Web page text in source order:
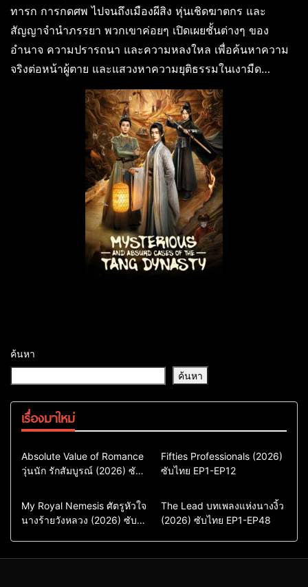
ทารก การกดศพ ไปจนถึงเมืองผีสิง หุ่นเชิดฆาตกร และ
สัญญาจำนำภรรยา พวกเขาค่อยๆ เปิดเผยชั้นต่างๆ ของ
อำนาจ ความปรารถนา และความหลงใหล เพื่อค้นหาความ
จริงต่อหน้าผู้ตาย และแสวงหาความยุติธรรมในเงามืด…
ค้นหา
ค้นหา
เรื่องมาใหม่
Comedy
Drama
ซีรี่ย์เกาหลี
ซีรี่ย์เกาหลีพากย์ไทย
Absolute Value of Romance
วุ่นนัก รักสัมบูรณ์ (2026) ซับ
Action & Adventure
Comedy
Drama
ซีรี่ย์เกาหลีซับไทย
Fifties Professionals (2026)
ซับไทย EP1-EP12
Comedy
Drama
Sci-Fi & Fantasy
My Royal Nemesis ศัตรูหัวใจ
นางร้ายวังหลวง (2026) ซับ
Drama
ซีรี่ย์จีน
ซีรี่ย์จีนซับไทย
The Lead บทเพลงแห่งนางงิ้ว
(2026) ซับไทย EP1-EP48